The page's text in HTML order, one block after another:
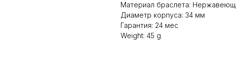
Материал браслета:
Диаметр корпуса: 34 мм
Гарантия: 24 мес
Weight: 45 g